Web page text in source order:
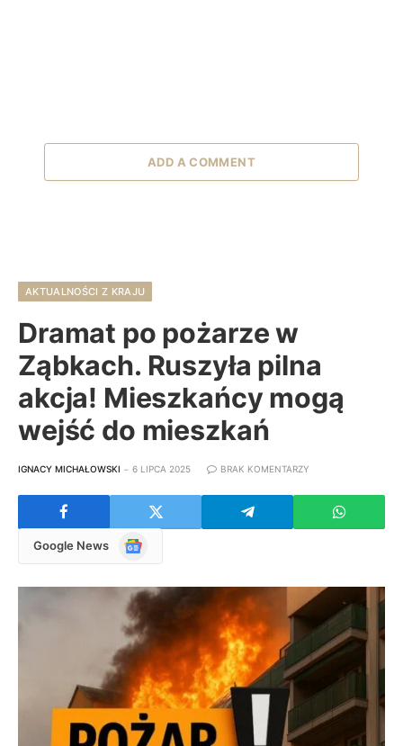
ADD A COMMENT
AKTUALNOŚCI Z KRAJU
Dramat po pożarze w
Ząbkach. Ruszyła pilna
akcja! Mieszkańcy mogą
wejść do mieszkań
IGNACY MICHAŁOWSKI 6 LIPCA 2025 BRAK KOMENTARZY
Google News
Google